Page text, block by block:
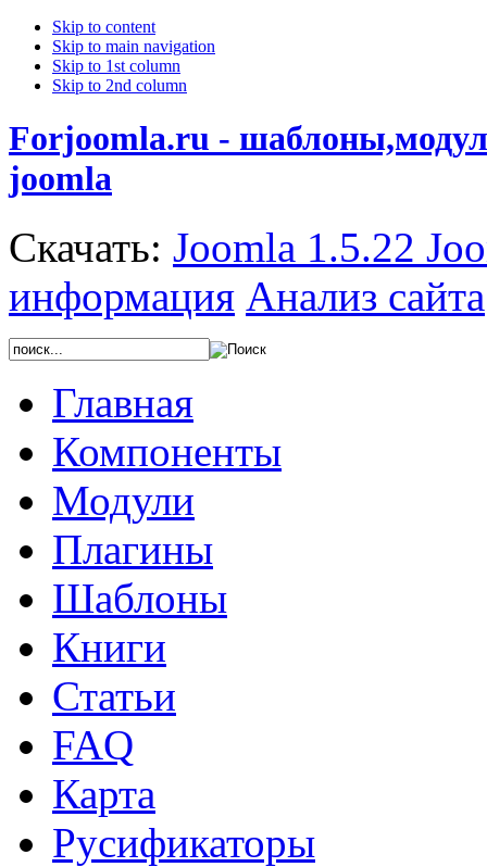
Skip to content
Skip to main navigation
Skip to 1st column
Skip to 2nd column
Forjoomla.ru -
joomla
Скачать: Joomla 1.5.22
информация Анализ сайта
Главная
Компоненты
Модули
Плагины
Шаблоны
Книги
Статьи
FAQ
Карта
Русификаторы